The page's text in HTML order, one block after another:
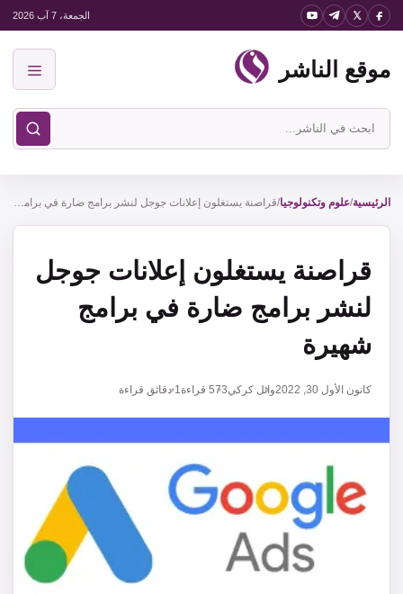
انتقل
المحتوى
الجمعة، 7 آب 2026
موقع الناشر
ابحث
في
الناشر
الرئيسية/علوم وتكنولوجيا/ قراصنة يستغلون إعلانات جوجل لنشر برامج ضارة في برامج شهيرة
قراصنة يستغلون إعلانات جوجل
لنشر برامج ضارة في برامج
شهيرة
كانون الأول 30, 2022 وائل كركي573 قراءة1 دقائق قراءة